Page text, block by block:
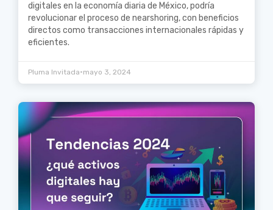
digitales en la economía diaria de México, podría
revolucionar el proceso de nearshoring, con beneficios
directos como transacciones internacionales rápidas y
eficientes.
Pluma Invitada•mayo 3, 2024